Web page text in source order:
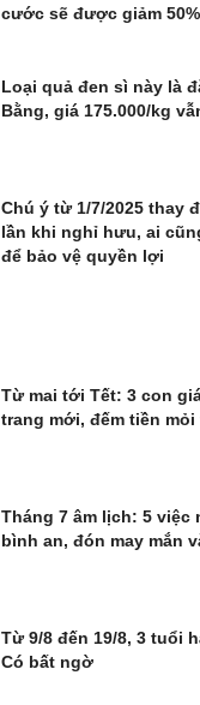
cước sẽ được giảm
Loại quả đen sì này là
Bằng, giá 175.000/kg
Chú ý từ 1/7/2025 thay
lần khi nghỉ hưu, ai
để bảo vệ quyền lợi
Từ mai tới Tết: 3 con
trang mới, đếm tiền mỏi
Tháng 7 âm lịch: 5 việc
bình an, đón may mắn
Từ 9/8 đến 19/8, 3 tuổi
Có bất ngờ